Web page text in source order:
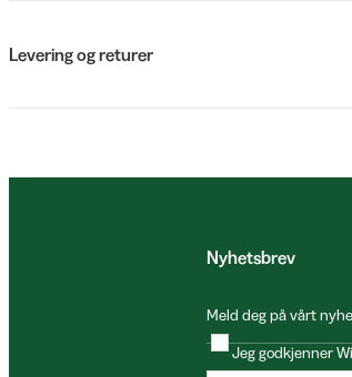
Levering og returer
Nyhetsbrev
Meld deg på vårt
Jeg godkjenner